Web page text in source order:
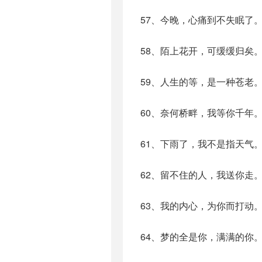
57、今晚，心痛到不失眠了。
58、陌上花开，可缓缓归矣。
59、人生的等，是一种苍老。
60、奈何桥畔，我等你千年。
61、下雨了，我不是指天气。
62、留不住的人，我送你走。
63、我的内心，为你而打动。
64、梦的全是你，满满的你。